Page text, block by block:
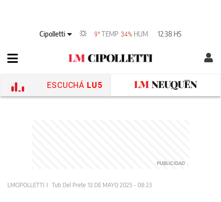
Cipolletti 9°TEMP 34% HUM 12:38 HS
ESCUCHÁ LU5
LMCIPOLLETTI Tuti Del Prete 13 DE MAYO 2025 - 08:23